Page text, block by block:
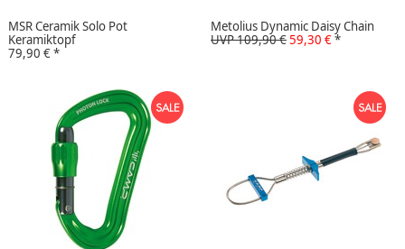
MSR Ceramik Solo Pot
Keramiktopf
79,90 €*
Metolius Dynamic Daisy Chain
UVP 109,90 €59,30 €*